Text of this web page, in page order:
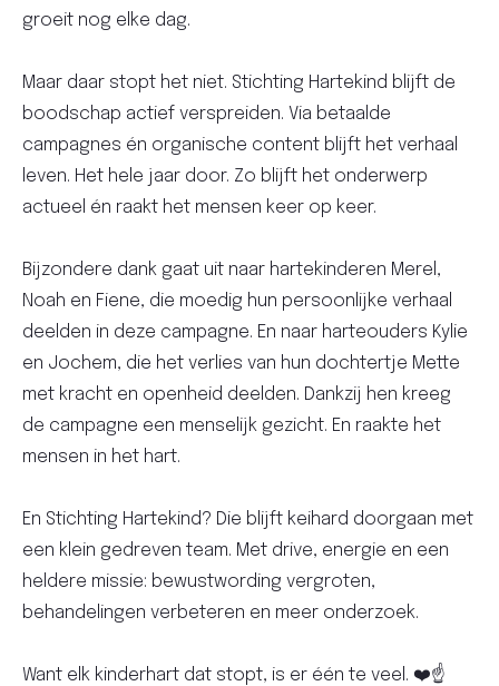
groeit nog elke dag.
Maar daar stopt het niet. Stichting Hartekind blijft de
boodschap actief verspreiden. Via betaalde
campagnes én organische content blijft het verhaal
leven. Het hele jaar door. Zo blijft het onderwerp
actueel én raakt het mensen keer op keer.
Bijzondere dank gaat uit naar hartekinderen Merel,
Noah en Fiene, die moedig hun persoonlijke verhaal
deelden in deze campagne. En naar harteouders Kylie
en Jochem, die het verlies van hun dochtertje Mette
met kracht en openheid deelden. Dankzij hen kreeg
de campagne een menselijk gezicht. En raakte het
mensen in het hart.
En Stichting Hartekind? Die blijft keihard doorgaan met
een klein gedreven team. Met drive, energie en een
heldere missie: bewustwording vergroten,
behandelingen verbeteren en meer onderzoek.
Want elk kinderhart dat stopt, is er één te veel. ❤️☝️